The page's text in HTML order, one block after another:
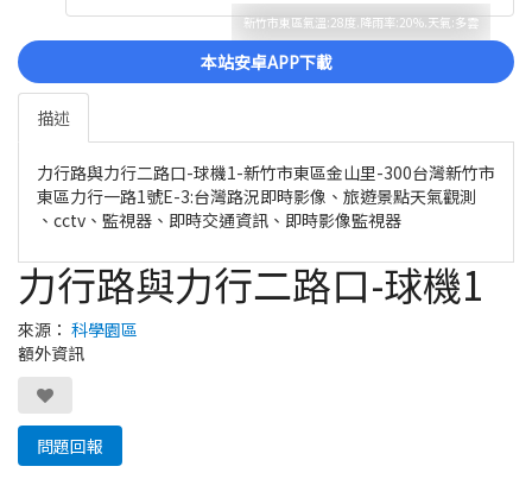
新竹市東區氣溫:28度.降雨率:20%.天氣:多雲
本站安卓APP下載
描述
力行路與力行二路口-球機1-新竹市東區金山里-300台灣新竹市
東區力行一路1號E-3:台灣路況即時影像、旅遊景點天氣觀測
、cctv、監視器、即時交通資訊、即時影像監視器
力行路與力行二路口-球機1
來源： 科學園區
額外資訊
問題回報